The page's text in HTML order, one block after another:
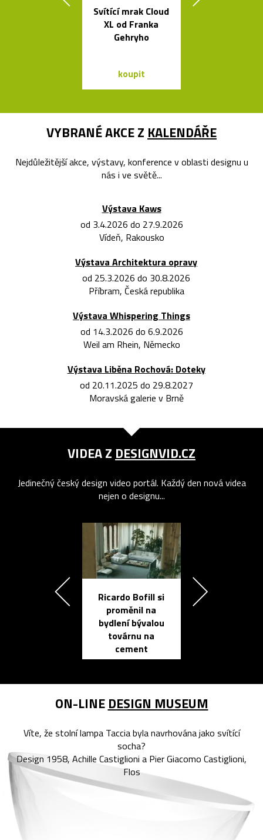
Svítící mrak Cloud
XL od Franka
Gehryho
koupit
VYBRANÉ AKCE Z KALENDÁŘE
Nejdůležitější akce, výstavy, konference v oblasti designu u
nás i ve světě...
Výstava Kaws
od 3.4.2026 do 27.9.2026
Vídeň, Rakousko
Výstava Architektura opravy
od 25.3.2026 do 30.8.2026
Příbram, Česká republika
Výstava Whispering Things
od 14.3.2026 do 6.9.2026
Weil am Rhein, Německo
Výstava Liběna Rochová: Doteky
od 20.11.2025 do 29.8.2027
Moravská galerie v Brně
VIDEA Z DESIGNVID.CZ
Jedinečný český design video portál. Každý den nová videa
nejen o designu...
Ricardo Bofill si
proměnil na
bydlení bývalou
továrnu na
cement
ON-LINE DESIGN MUSEUM
Víte, že stolní lampa Taccia byla navrhována jako svítící
socha?
Design 1958, Achille Castiglioni a Pier Giacomo Castiglioni,
Flos